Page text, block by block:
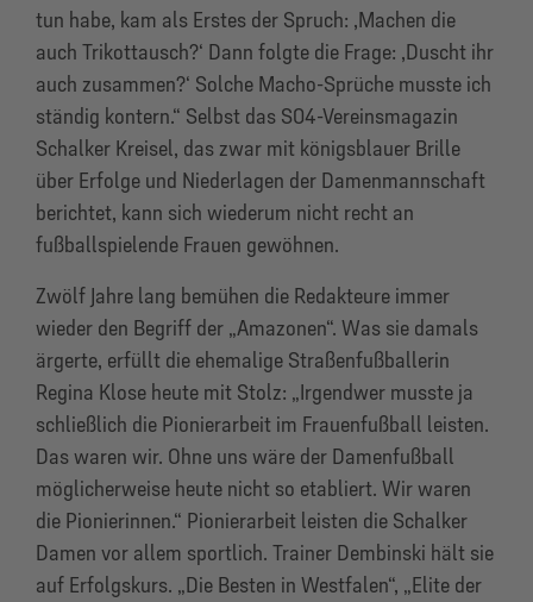
tun habe, kam als Erstes der Spruch: ,Machen die
auch Trikottausch?‘ Dann folgte die Frage: ,Duscht ihr
auch zusammen?‘ Solche Macho-Sprüche musste ich
ständig kontern.“ Selbst das S04-Vereinsmagazin
Schalker Kreisel, das zwar mit königsblauer Brille
über Erfolge und Niederlagen der Damenmannschaft
berichtet, kann sich wiederum nicht recht an
fußballspielende Frauen gewöhnen.
Zwölf Jahre lang bemühen die Redakteure immer
wieder den Begriff der „Amazonen“. Was sie damals
ärgerte, erfüllt die ehemalige Straßenfußballerin
Regina Klose heute mit Stolz: „Irgendwer musste ja
schließlich die Pionierarbeit im Frauenfußball leisten.
Das waren wir. Ohne uns wäre der Damenfußball
möglicherweise heute nicht so etabliert. Wir waren
die Pionierinnen.“ Pionierarbeit leisten die Schalker
Damen vor allem sportlich. Trainer Dembinski hält sie
auf Erfolgskurs. „Die Besten in Westfalen“, „Elite der